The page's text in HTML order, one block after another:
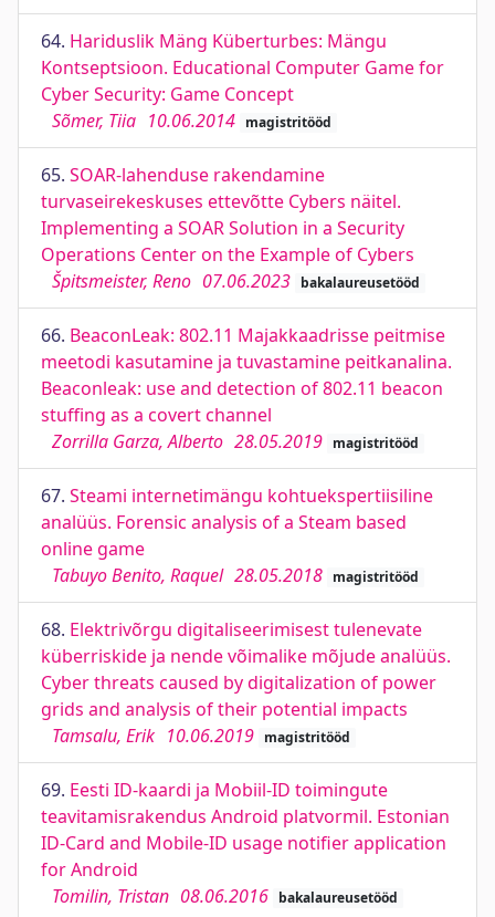
64. Hariduslik Mäng Küberturbes: Mängu
Kontseptsioon. Educational Computer Game for
Cyber Security: Game Concept
Sõmer, Tiia 10.06.2014 magistritööd
65. SOAR-lahenduse rakendamine
turvaseirekeskuses ettevõtte Cybers näitel.
Implementing a SOAR Solution in a Security
Operations Center on the Example of Cybers
Špitsmeister, Reno 07.06.2023 bakalaureusetööd
66. BeaconLeak: 802.11 Majakkaadrisse peitmise
meetodi kasutamine ja tuvastamine peitkanalina.
Beaconleak: use and detection of 802.11 beacon
stuffing as a covert channel
Zorrilla Garza, Alberto 28.05.2019 magistritööd
67. Steami internetimängu kohtuekspertiisiline
analüüs. Forensic analysis of a Steam based
online game
Tabuyo Benito, Raquel 28.05.2018 magistritööd
68. Elektrivõrgu digitaliseerimisest tulenevate
küberriskide ja nende võimalike mõjude analüüs.
Cyber threats caused by digitalization of power
grids and analysis of their potential impacts
Tamsalu, Erik 10.06.2019 magistritööd
69. Eesti ID-kaardi ja Mobiil-ID toimingute
teavitamisrakendus Android platvormil. Estonian
ID-Card and Mobile-ID usage notifier application
for Android
Tomilin, Tristan 08.06.2016 bakalaureusetööd